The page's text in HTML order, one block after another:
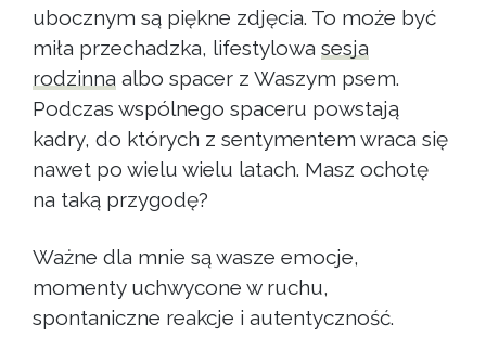
ubocznym są piękne zdjęcia. To może być
miła przechadzka, lifestylowa sesja
rodzinna albo spacer z Waszym psem.
Podczas wspólnego spaceru powstają
kadry, do których z sentymentem wraca się
nawet po wielu wielu latach. Masz ochotę
na taką przygodę?
Ważne dla mnie są wasze emocje,
momenty uchwycone w ruchu,
spontaniczne reakcje i autentyczność.